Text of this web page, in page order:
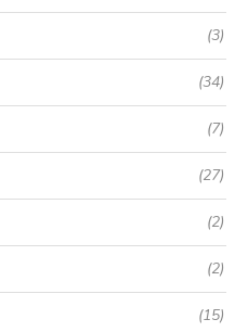
(3)
(34)
(7)
(27)
(2)
(2)
(15)